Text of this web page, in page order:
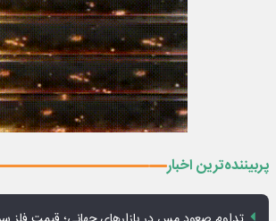
پربیننده‌ترین اخبار